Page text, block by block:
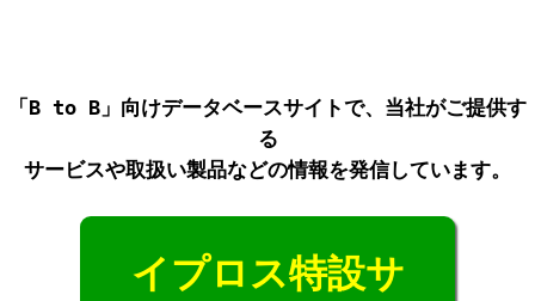
「B to B」向けデータベースサイトで、当社がご提供す
る
サービスや取扱い製品などの情報を発信しています。
イプロス特設サ